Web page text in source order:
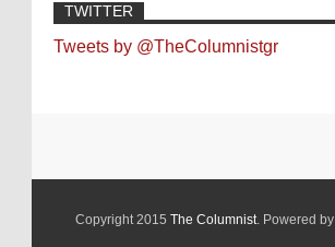
TWITTER
Tweets by @TheColumnistgr
Copyright 2015 The Columnist. Powered by